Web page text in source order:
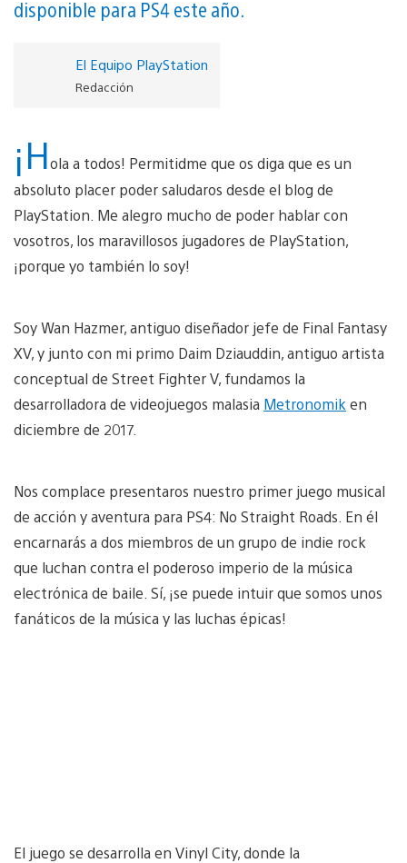
un
disponible para PS4 este año.
El Equipo PlayStation
Redacción
¡Hola a todos! Permitidme que os diga que es un
absoluto placer poder saludaros desde el blog de
PlayStation. Me alegro mucho de poder hablar con
vosotros, los maravillosos jugadores de PlayStation,
¡porque yo también lo soy!
Soy Wan Hazmer, antiguo diseñador jefe de Final Fantasy
XV, y junto con mi primo Daim Dziauddin, antiguo artista
conceptual de Street Fighter V, fundamos la
desarrolladora de videojuegos malasia Metronomik en
diciembre de 2017.
Nos complace presentaros nuestro primer juego musical
de acción y aventura para PS4: No Straight Roads. En él
encarnarás a dos miembros de un grupo de indie rock
que luchan contra el poderoso imperio de la música
electrónica de baile. Sí, ¡se puede intuir que somos unos
fanáticos de la música y las luchas épicas!
El juego se desarrolla en Vinyl City, donde la